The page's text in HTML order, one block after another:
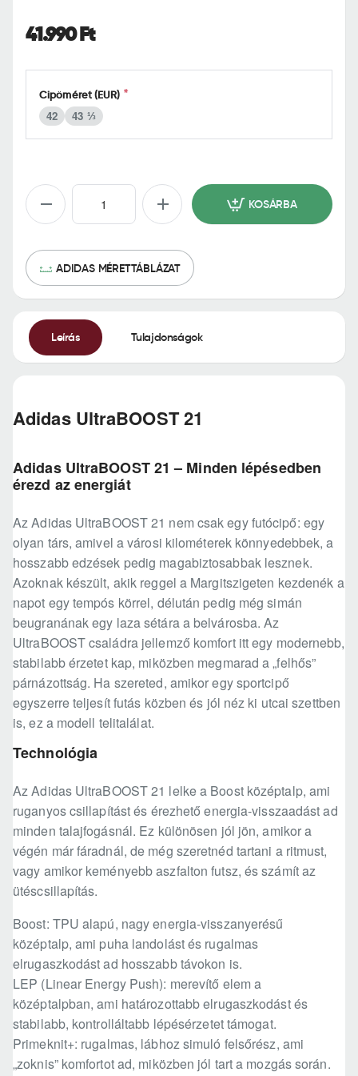
e
41.990 Ft
Cipőméret (EUR)
42 43 ⅓
KOSÁRBA
ADIDAS MÉRETTÁBLÁZAT
Leírás Tulajdonságok
Adidas UltraBOOST 21
Adidas UltraBOOST 21 – Minden lépésedben
érezd az energiát
Az Adidas UltraBOOST 21 nem csak egy futócipő: egy
olyan társ, amivel a városi kilométerek könnyedebbek, a
hosszabb edzések pedig magabiztosabbak lesznek.
Azoknak készült, akik reggel a Margitszigeten kezdenék a
napot egy tempós körrel, délután pedig még simán
beugranának egy laza sétára a belvárosba. Az
UltraBOOST családra jellemző komfort itt egy modernebb,
stabilabb érzetet kap, miközben megmarad a „felhős”
párnázottság. Ha szereted, amikor egy sportcipő
egyszerre teljesít futás közben és jól néz ki utcai szettben
is, ez a modell telitalálat.
Technológia
Az Adidas UltraBOOST 21 lelke a Boost középtalp, ami
ruganyos csillapítást és érezhető energia-visszaadást ad
minden talajfogásnál. Ez különösen jól jön, amikor a
végén már fáradnál, de még szeretnéd tartani a ritmust,
vagy amikor keményebb aszfalton futsz, és számít az
ütéscsillapítás.
Boost: TPU alapú, nagy energia-visszanyerésű
középtalp, ami puha landolást és rugalmas
elrugaszkodást ad hosszabb távokon is.
LEP (Linear Energy Push): merevítő elem a
középtalpban, ami határozottabb elrugaszkodást és
stabilabb, kontrolláltabb lépésérzetet támogat.
Primeknit+: rugalmas, lábhoz simuló felsőrész, ami
„zoknis” komfortot ad, miközben jól tart a mozgás során.